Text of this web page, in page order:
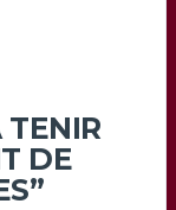
TENIR
DE